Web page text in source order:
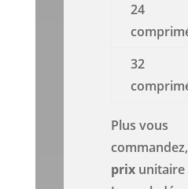
24
32
Plus vous
prix